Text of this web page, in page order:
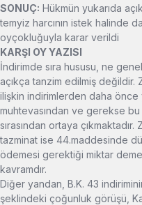
SONUÇ: Hükmün yukarıda
temyiz harcının istek halinde
oyçokluğuyla karar verildi
KARŞI OY YAZISI
İndirimde sıra hususu, ne
açıkça tanzim edilmiş değildir.
ilişkin indirimlerden daha önce
muhtevasından ve gerekse
sırasından ortaya
tazminat ise 44.maddesinde
ödemesi gerektiği miktar
kavramdır.
Diğer yandan, B.K. 43
şeklindeki çoğunluk görüşü,